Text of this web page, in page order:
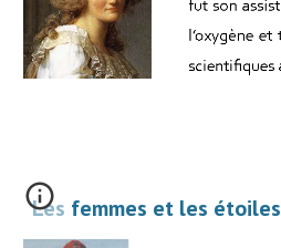
Les femmes et les étoiles